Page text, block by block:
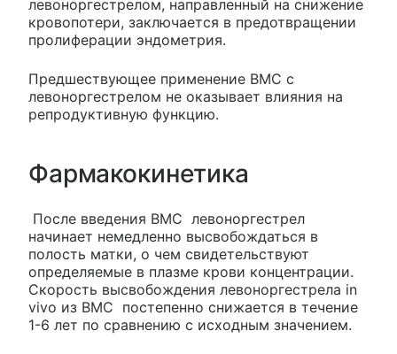
левоноргестрелом, направленный на снижение
кровопотери, заключается в предотвращении
пролиферации эндометрия.
Предшествующее применение ВМС с
левоноргестрелом не оказывает влияния на
репродуктивную функцию.
Фармакокинетика
После введения ВМС левоноргестрел
начинает немедленно высвобождаться в
полость матки, о чем свидетельствуют
определяемые в плазме крови концентрации.
Скорость высвобождения левоноргестрела in
vivo из ВМС постепенно снижается в течение
1-6 лет по сравнению с исходным значением.